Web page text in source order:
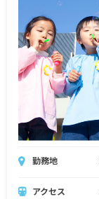
勤務地
アクセス